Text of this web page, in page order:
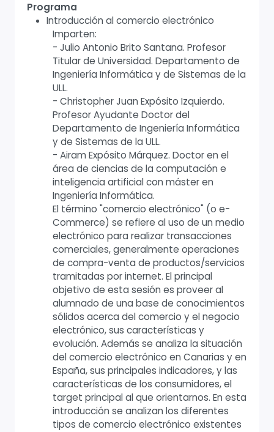
Programa
Introducción al comercio electrónico
Imparten:
- Julio Antonio Brito Santana. Profesor
Titular de Universidad. Departamento de
Ingeniería Informática y de Sistemas de la
ULL.
- Christopher Juan Expósito Izquierdo.
Profesor Ayudante Doctor del
Departamento de Ingeniería Informática
y de Sistemas de la ULL.
- Airam Expósito Márquez. Doctor en el
área de ciencias de la computación e
inteligencia artificial con máster en
Ingeniería Informática.
El término "comercio electrónico" (o e-
Commerce) se refiere al uso de un medio
electrónico para realizar transacciones
comerciales, generalmente operaciones
de compra-venta de productos/servicios
tramitadas por internet. El principal
objetivo de esta sesión es proveer al
alumnado de una base de conocimientos
sólidos acerca del comercio y el negocio
electrónico, sus características y
evolución. Además se analiza la situación
del comercio electrónico en Canarias y en
España, sus principales indicadores, y las
características de los consumidores, el
target principal al que orientarnos. En esta
introducción se analizan los diferentes
tipos de comercio electrónico existentes